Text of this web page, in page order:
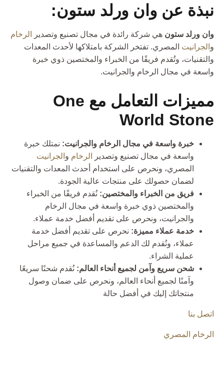
نبذة عن وان ورلد ستون:
وان ورلد ستون هي شركة رائدة في مجال تصنيع وتصدير
الرخام
و الجرانيت المصري. تفتخر الشركة بامتلاكها لأحدث المعدات
والتقنيات، وتُقدم فريقًا من الخبراء والمختصين ذوي خبرة
واسعة في مجال الرخام والجرانيت.
مميزات التعامل مع One
World Stone
خبرة واسعة في مجال الرخام والجرانيت: نمتلك خبرة
واسعة في مجال تصنيع وتصدير
الرخام و الجرانيت
المصري، ونحرص على استخدام أحدث المعدات والتقنيات
لضمان حصولك على منتجات عالية الجودة.
فريق من الخبراء والمختصين: نُقدم فريقًا من الخبراء
والمختصين ذوي خبرة واسعة في مجال الرخام
والجرانيت، ونحرص على تقديم أفضل خدمة عملاء.
خدمة عملاء مميزة: نحرص على تقديم أفضل خدمة
عملاء، ونُقدم لك الدعم والمساعدة في جميع مراحل
عملية الشراء.
شحن سريع وآمن لجميع أنحاء العالم: نُقدم شحنًا سريعًا
وآمنًا لجميع أنحاء العالم، ونحرص على ضمان وصول
منتجاتك إليك في أفضل حالة
اتصل بنا
الرخام المصري